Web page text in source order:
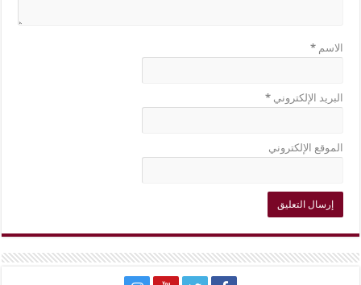
الاسم*
البريد الإلكتروني*
الموقع الإلكتروني